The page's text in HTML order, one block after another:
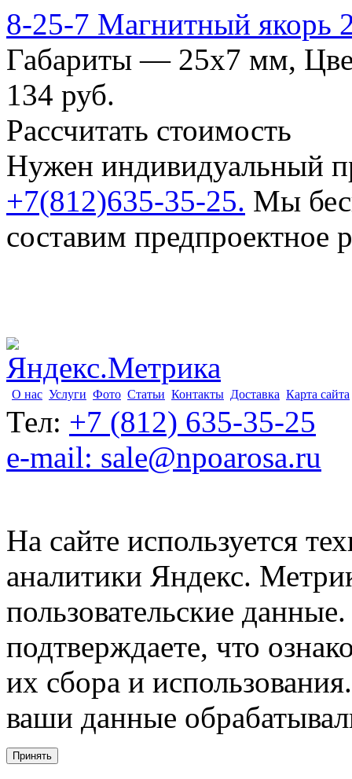
8-25-7 Магнитный якорь
Габариты — 25х7 мм,
134 руб.
Рассчитать стоимость
Нужен индивидуальный
+7(812)635-35-25. Мы
составим предпроектное
О нас Услуги Фото Статьи Контакты Доставка Карта сайта
Тел: +7 (812) 635-35-25
e-mail: sale@npoarosa.ru
На сайте используется
аналитики Яндекс.
пользовательские
подтверждаете, что
их сбора и
ваши данные
Принять